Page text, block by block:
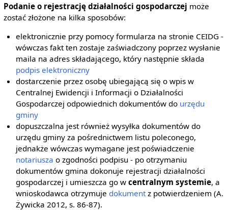
Podanie o rejestrację działalności gospodarczej może
zostać złożone na kilka sposobów:
elektronicznie przy pomocy formularza na stronie CEIDG -
wówczas fakt ten zostaje zaświadczony poprzez wysłanie
maila na adres składającego, który następnie składa
podpis elektroniczny
dostarczenie przez osobę ubiegającą się o wpis w
Centralnej Ewidencji i Informacji o Działalności
Gospodarczej odpowiednich dokumentów do urzędu
gminy
dopuszczalna jest również wysyłka dokumentów do
urzędu gminy za pośrednictwem listu poleconego,
jednakże wówczas wymagane jest poświadczenie
notariusza o zgodności podpisu - po otrzymaniu
dokumentów gmina dokonuje rejestracji działalności
gospodarczej i umieszcza go wcentralnym systemie, a
wnioskodawca otrzymuje dokument z potwierdzeniem (A.
Żywicka 2012, s. 86-87).